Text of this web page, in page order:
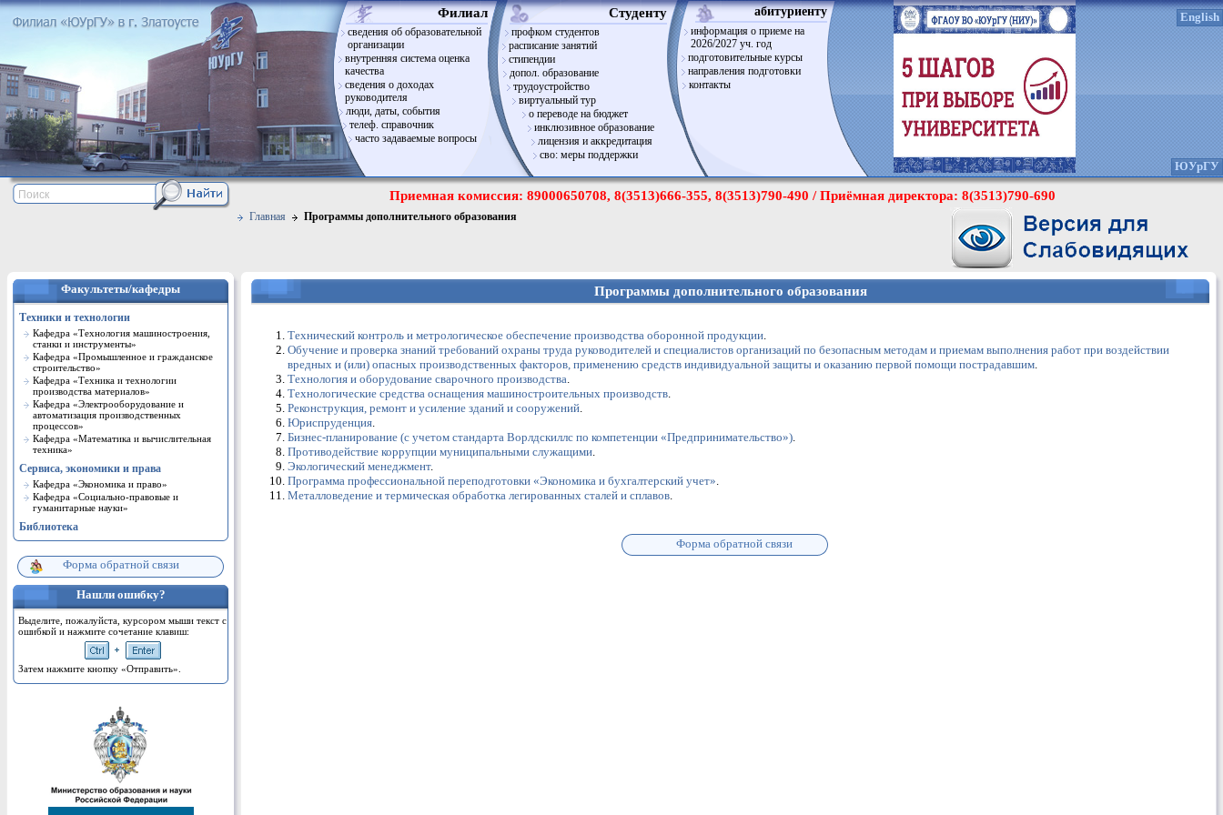
Филиал
сведения об образовательной
организации
внутренняя система оценка
качества
сведения о доходах
руководителя
люди, даты, события
телеф. справочник
часто задаваемые вопросы
Cтуденту
профком студентов
расписание занятий
стипендии
допол. образование
трудоустройство
виртуальный тур
о переводе на бюджет
инклюзивное образование
лицензия и аккредитация
сво: меры поддержки
абитуриенту
информация о приеме на
2026/2027 уч. год
подготовительные курсы
направления подготовки
контакты
English
ЮУрГУ
Приемная комиссия: 89000650708, 8(3513)666-355, 8(3513)790-490 / Приёмная директора: 8(3513)790-690
Главная Программы дополнительного образования
Факультеты/кафедры
Техники и технологии
Кафедра «Технология машиностроения,
станки и инструменты»
Кафедра «Промышленное и гражданское
строительство»
Кафедра «Техника и технологии
производства материалов»
Кафедра «Электрооборудование и
автоматизация производственных
процессов»
Кафедра «Математика и вычислительная
техника»
Сервиса, экономики и права
Кафедра «Экономика и право»
Кафедра «Cоциально-правовые и
гуманитарные науки»
Библиотека
Форма обратной связи
Нашли ошибку?
Выделите, пожалуйста, курсором мыши текст с
ошибкой и нажмите сочетание клавиш:
Затем нажмите кнопку «Отправить».
Программы дополнительного образования
Технический контроль и метрологическое обеспечение производства оборонной продукции
Обучение и проверка знаний требований охраны труда руководителей и специалистов организаций по безопасным методам и приемам выполнения работ при воздействии
вредных и (или) опасных производственных факторов, применению средств индивидуальной защиты и оказанию первой помощи пострадавшим
Технология и оборудование сварочного производства
Технологические средства оснащения машиностроительных производств
Реконструкция, ремонт и усиление зданий и сооружений
Юриспруденция
Бизнес-планирование (с учетом стандарта Ворлдскиллс по компетенции «Предпринимательство»)
Противодействие коррупции муниципальными служащими
Экологический менеджмент.
Программа профессиональной переподготовки «Экономика и бухгалтерский учет»
Металловедение и термическая обработка легированных сталей и сплавов
Форма обратной связи